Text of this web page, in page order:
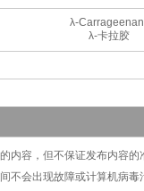
λ-Carrageenan
λ-卡拉胶
内容，但不保证发布内容的
不会出现故障或计算机病毒